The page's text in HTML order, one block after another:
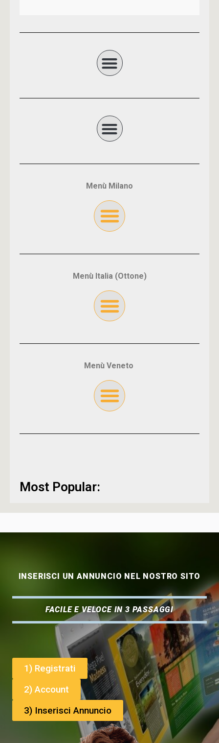
Menù Milano
Menù Italia (Ottone)
Menù Veneto
Most Popular:
INSERISCI UN ANNUNCIO NEL NOSTRO SITO
FACILE E VELOCE IN 3 PASSAGGI
1) Registrati
2) Account
3) Inserisci Annuncio